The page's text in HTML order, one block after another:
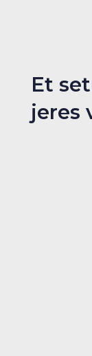
Et
jeres